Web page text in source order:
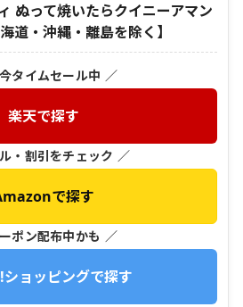
ぬって焼いたらクイニーアマン
道・沖縄・離島を除く】
タイムセール中 ／
楽天で探す
・割引をチェック ／
で探す
ポン配布中かも ／
ョッピングで探す